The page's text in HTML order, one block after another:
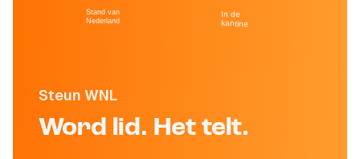
Steun WNL
Word lid. Het telt.
Stand van
Nederland
In de
kantine